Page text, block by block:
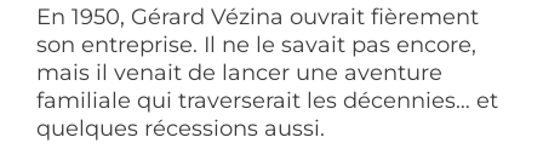
En 1950, Gérard Vézina ouvrait fièrement
son entreprise. Il ne le savait pas encore,
mais il venait de lancer une aventure
familiale qui traverserait les décennies… et
quelques récessions aussi.